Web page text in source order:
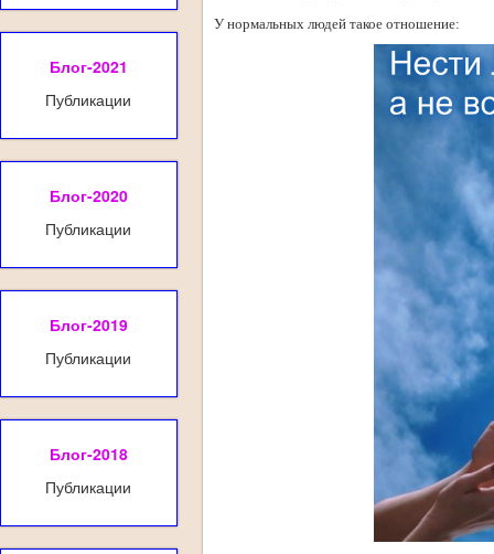
Блог-2021
Публикации
Блог-2020
Публикации
Блог-2019
Публикации
Блог-2018
Публикации
У нормальных людей такое отношение: